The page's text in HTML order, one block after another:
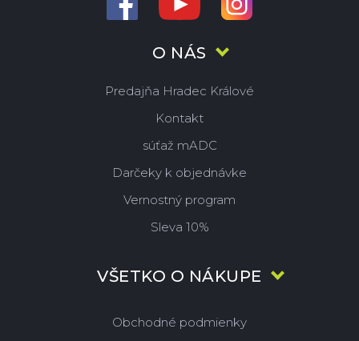
O NÁS
Predajňa Hradec Králové
Kontakt
súťaž mADC
Darčeky k objednávke
Vernostný program
Sleva 10%
VŠETKO O NÁKUPE
Obchodné podmienky